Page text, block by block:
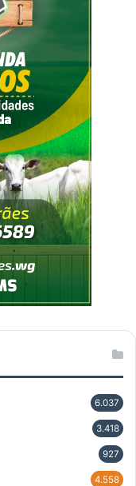
6.037
3.418
927
4.558